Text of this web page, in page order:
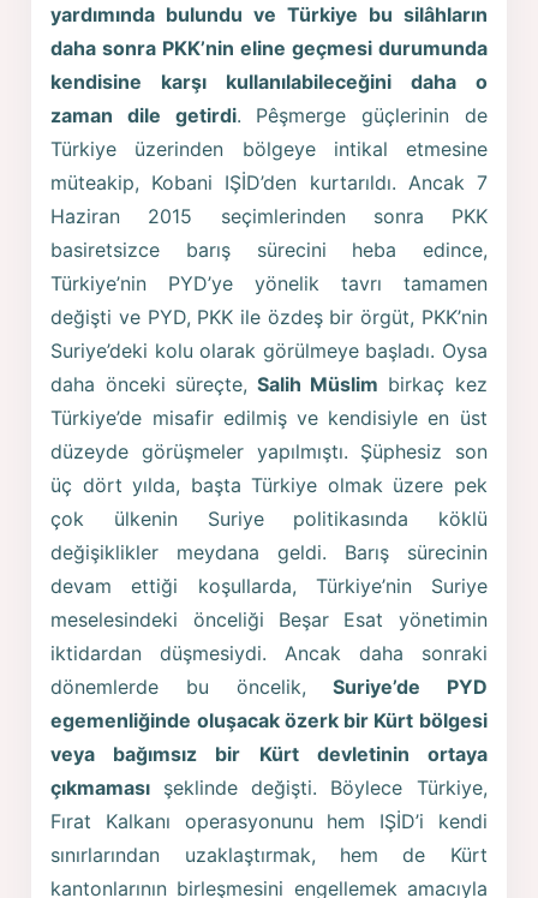
yardımında bulundu ve Türkiye bu silâhların
daha sonra PKK’nin eline geçmesi durumunda
kendisine karşı kullanılabileceğini daha o
zaman dile getirdi. Pêşmerge güçlerinin de
Türkiye üzerinden bölgeye intikal etmesine
müteakip, Kobani IŞİD’den kurtarıldı. Ancak 7
Haziran 2015 seçimlerinden sonra PKK
basiretsizce barış sürecini heba edince,
Türkiye’nin PYD’ye yönelik tavrı tamamen
değişti ve PYD, PKK ile özdeş bir örgüt, PKK’nin
Suriye’deki kolu olarak görülmeye başladı. Oysa
daha önceki süreçte, Salih Müslim birkaç kez
Türkiye’de misafir edilmiş ve kendisiyle en üst
düzeyde görüşmeler yapılmıştı. Şüphesiz son
üç dört yılda, başta Türkiye olmak üzere pek
çok ülkenin Suriye politikasında köklü
değişiklikler meydana geldi. Barış sürecinin
devam ettiği koşullarda, Türkiye’nin Suriye
meselesindeki önceliği Beşar Esat yönetimin
iktidardan düşmesiydi. Ancak daha sonraki
dönemlerde bu öncelik,Suriye’de PYD
egemenliğinde oluşacak özerk bir Kürt bölgesi
veya bağımsız bir Kürt devletinin ortaya
çıkmaması şeklinde değişti. Böylece Türkiye,
Fırat Kalkanı operasyonunu hem IŞİD’i kendi
sınırlarından uzaklaştırmak, hem de Kürt
kantonlarının birleşmesini engellemek amacıyla